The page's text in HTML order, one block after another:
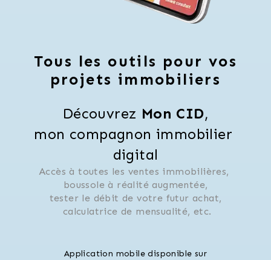
Tous les outils pour vos
projets immobiliers
Découvrez Mon CID,
mon compagnon immobilier
digital
Accès à toutes les ventes immobilières,
boussole à réalité augmentée,
tester le débit de votre futur achat,
calculatrice de mensualité, etc.
Application mobile disponible sur